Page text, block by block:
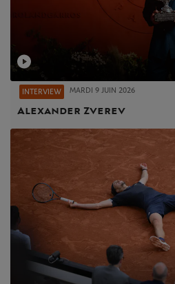
INTERVIEW MARDI 9 JUIN 2026
Alexander Zverev